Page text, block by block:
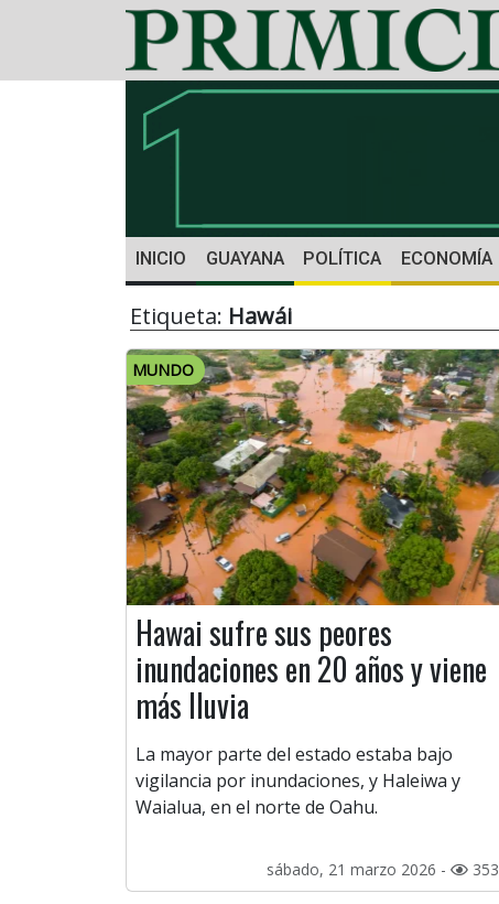
INICIO GUAYANA POLÍTICA ECONOMÍA
Etiqueta: Hawái
MUNDO
Hawai sufre sus peores
inundaciones en 20 años y viene
más lluvia
La mayor parte del estado estaba bajo
vigilancia por inundaciones, y Haleiwa y
Waialua, en el norte de Oahu.
sábado, 21 marzo 2026 - 353